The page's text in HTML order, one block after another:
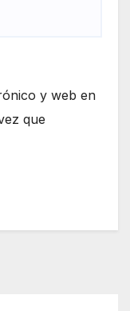
y web en
que